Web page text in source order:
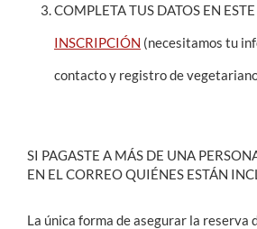
COMPLETA TUS DATOS EN ESTE
INSCRIPCIÓN (necesitamos tu
contacto y registro de
SI PAGASTE A MÁS DE UNA
EN EL CORREO QUIÉNES ESTÁN
La única forma de asegurar la reserva